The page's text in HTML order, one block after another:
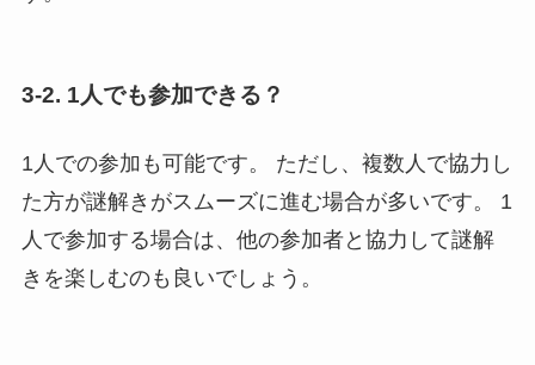
3-2. 1人でも参加できる？
1人での参加も可能です。 ただし、複数人で協力し
た方が謎解きがスムーズに進む場合が多いです。 1
人で参加する場合は、他の参加者と協力して謎解
きを楽しむのも良いでしょう。